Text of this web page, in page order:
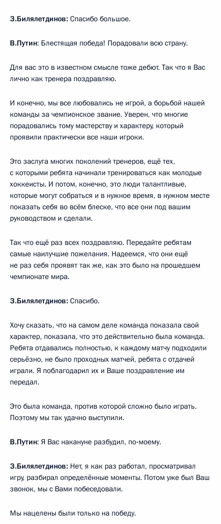
З.Билялетдинов: Спасибо большое.
В.Путин: Блестящая победа! Порадовали всю страну.
Для вас это в известном смысле тоже дебют. Так что я Вас
лично как тренера поздравляю.
И конечно, мы все любовались не игрой, а борьбой нашей
команды за чемпионское звание. Уверен, что многие
порадовались тому мастерству и характеру, который
проявили практически все наши игроки.
Это заслуга многих поколений тренеров, ещё тех,
с которыми ребята начинали тренироваться как молодые
хоккеисты. И потом, конечно, это люди талантливые,
которые могут собраться и в нужное время, в нужном месте
показать себя во всём блеске, что все они под вашим
руководством и сделали.
Так что ещё раз всех поздравляю. Передайте ребятам
самые наилучшие пожелания. Надеемся, что они ещё
не раз себя проявят так же, как это было на прошедшем
чемпионате мира.
З.Билялетдинов: Спасибо.
Хочу сказать, что на самом деле команда показала свой
характер, показала, что это действительно была команда.
Ребята отдавались полностью, к каждому матчу подходили
серьёзно, не было проходных матчей, ребята с отдачей
играли. Я поблагодарил их и Ваше поздравление им
передал.
Это была команда, против которой сложно было играть.
Поэтому мы так удачно выступили.
В.Путин: Я Вас накануне разбудил, по‑моему.
З.Билялетдинов: Нет, я как раз работал, просматривал
игру, разбирал определённые моменты. Потом уже был Ваш
звонок, мы с Вами побеседовали.
Мы нацелены были только на победу.